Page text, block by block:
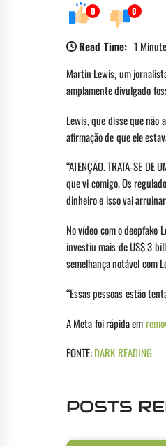
0 0
Read Time: 1
Martin Lewis, um
amplamente divulgado
Lewis, que disse que não
afirmação de que ele
“ATENÇÃO. TRATA-SE DE
que vi comigo. Os
dinheiro e isso vai
No vídeo com o deepfake
investiu mais de US$ 3
semelhança notável com
“Essas pessoas estão
A Meta foi rápida em
FONTE:DARK READING
POSTS